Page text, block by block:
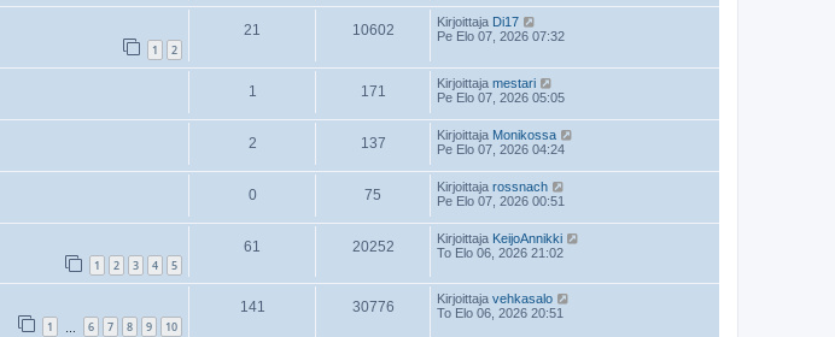
1 2
21 10602 Kirjoittaja Di17
Pe Elo 07, 2026 07:32
1 171 Kirjoittaja mestari
Pe Elo 07, 2026 05:05
2 137 Kirjoittaja Monikossa
Pe Elo 07, 2026 04:24
0 75 Kirjoittaja rossnach
Pe Elo 07, 2026 00:51
1 2 3 4 5
61 20252 Kirjoittaja KeijoAnnikki
To Elo 06, 2026 21:02
1 6 7 8 9 10
141 30776 Kirjoittaja vehkasalo
To Elo 06, 2026 20:51